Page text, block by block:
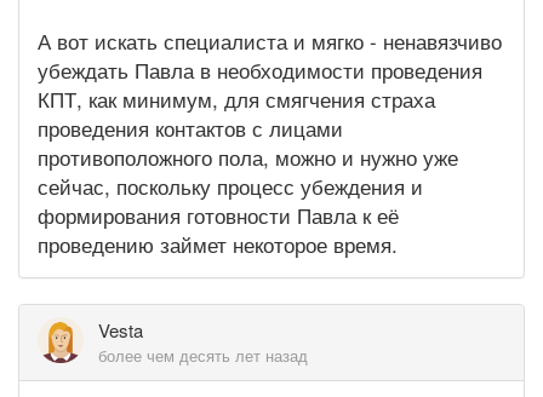
А вот искать специалиста и мягко - ненавязчиво
убеждать Павла в необходимости проведения
КПТ, как минимум, для смягчения страха
проведения контактов с лицами
противоположного пола, можно и нужно уже
сейчас, поскольку процесс убеждения и
формирования готовности Павла к её
проведению займет некоторое время.
Vesta
более чем десять лет назад